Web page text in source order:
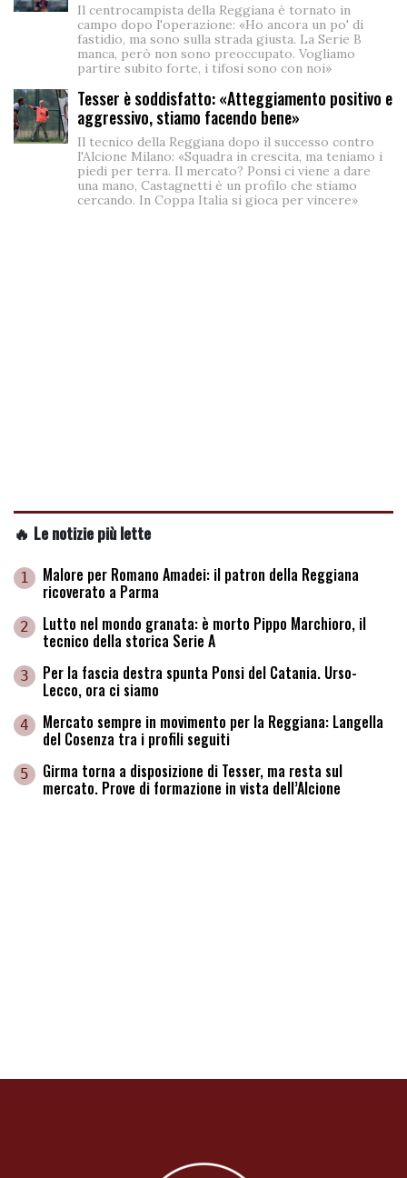
Il centrocampista della Reggiana è tornato in
campo dopo l'operazione: «Ho ancora un po' di
fastidio, ma sono sulla strada giusta. La Serie B
manca, però non sono preoccupato. Vogliamo
partire subito forte, i tifosi sono con noi»
Tesser è soddisfatto: «Atteggiamento positivo e
aggressivo, stiamo facendo bene»
Il tecnico della Reggiana dopo il successo contro
l'Alcione Milano: «Squadra in crescita, ma teniamo i
piedi per terra. Il mercato? Ponsi ci viene a dare
una mano, Castagnetti è un profilo che stiamo
cercando. In Coppa Italia si gioca per vincere»
🔥 Le notizie più lette
1 Malore per Romano Amadei: il patron della Reggiana
ricoverato a Parma
2 Lutto nel mondo granata: è morto Pippo Marchioro, il
tecnico della storica Serie A
3 Per la fascia destra spunta Ponsi del Catania. Urso-
Lecco, ora ci siamo
4 Mercato sempre in movimento per la Reggiana: Langella
del Cosenza tra i profili seguiti
5 Girma torna a disposizione di Tesser, ma resta sul
mercato. Prove di formazione in vista dell’Alcione